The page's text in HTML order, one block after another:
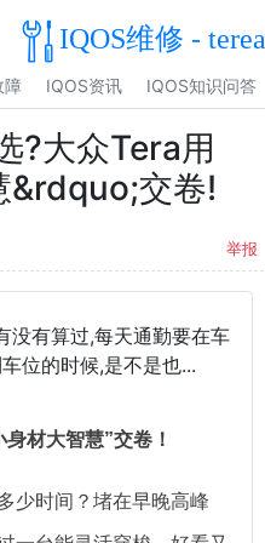
IQOS维修 - terea
障 IQOS资讯 IQOS知识问答
?大众Tera用
&rdquo;交卷!
举报
没有算过,每天通勤要在车
位的时候,是不是也...
材大智慧”交卷！
少时间？堵在早晚高峰